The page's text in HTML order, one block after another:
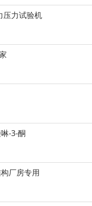
压力试验机
-3-酮
厂房专用